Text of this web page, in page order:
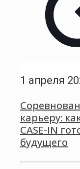
1 апреля
карьеру:
CASE-IN
будущего